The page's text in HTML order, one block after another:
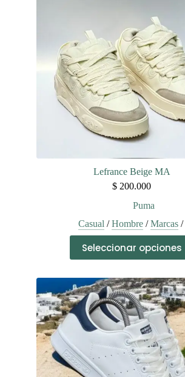
Lefrance Beige MA
$ 200.000
Puma
Casual /Hombre/Marcas/
Seleccionar opciones
producto
tiene
variantes.
Las
opciones
se
pueden
elegir
en
la
página